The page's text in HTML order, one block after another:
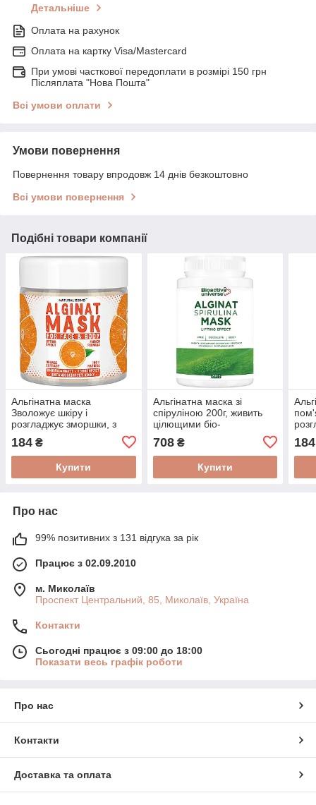
Детальніше
Оплата на рахунок
Оплата на картку Visa/Mastercard
При умові часткової передоплати в розмірі 150 грн
Післяплата "Нова Пошта"
Всі умови оплати
Умови повернення
Повернення товару впродовж 14 днів безкоштовно
Всі умови повернення
Подібні товари компанії
Альгінатна маска
Зволожує шкіру і
розгладжує зморшки, з
184 ₴
Купити
Альгінатна маска зі
спіруліною 200г, живить
цілющими біо-
елементами, зволожує та
розгладжує шкіру
708₴
Купити
184
Про нас
99% позитивних з 131 відгука за рік
Працює з 02.09.2010
м. Миколаїв
Проспект Центральний, 85, Миколаїв, Україна
Контакти
Сьогодні працює з 09:00 до 18:00
Показати весь графік роботи
Про нас
Контакти
Доставка та оплата